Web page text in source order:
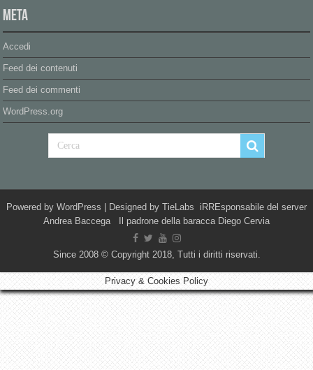
Meta
Accedi
Feed dei contenuti
Feed dei commenti
WordPress.org
Powered by WordPress | Designed by TieLabs iRREsponsabile del server
Andrea Baccega Il padrone della baracca Diego Cervia
Since 2008 © Copyright 2018, Tutti i diritti riservati.
Privacy & Cookies Policy